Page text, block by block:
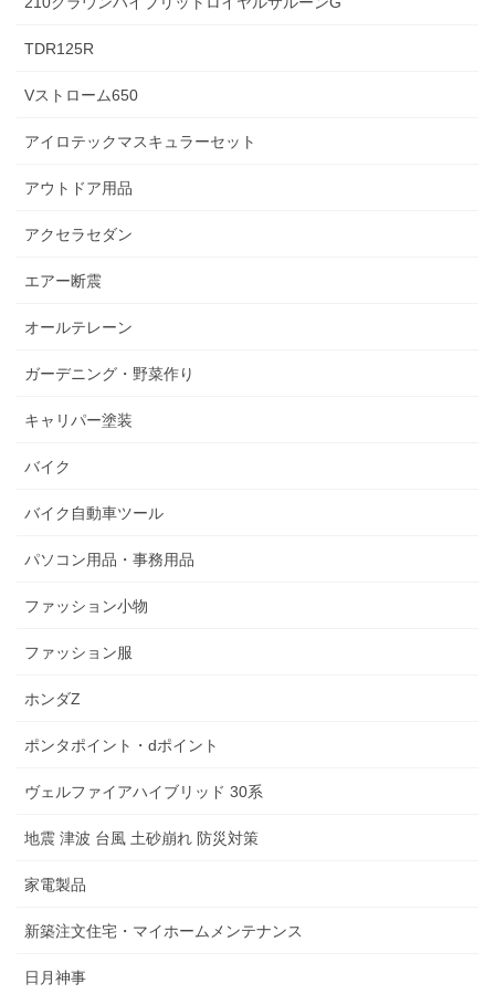
TDR125R
Vストローム650
アイロテックマスキュラーセット
アウトドア用品
アクセラセダン
エアー断震
オールテレーン
ガーデニング・野菜作り
キャリパー塗装
バイク
バイク自動車ツール
パソコン用品・事務用品
ファッション小物
ファッション服
ホンダZ
ポンタポイント・dポイント
ヴェルファイアハイブリッド 30系
地震 津波 台風 土砂崩れ 防災対策
家電製品
新築注文住宅・マイホームメンテナンス
日月神事